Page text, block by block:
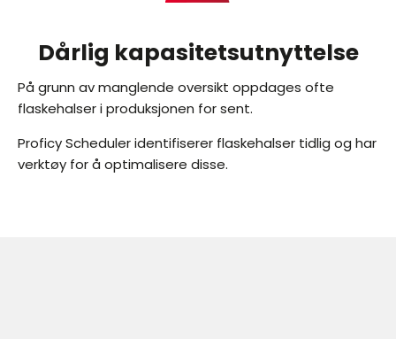
Dårlig kapasitetsutnyttelse
På grunn av manglende oversikt oppdages ofte
flaskehalser i produksjonen for sent.
Proficy Scheduler identifiserer flaskehalser tidlig og har
verktøy for å optimalisere disse.